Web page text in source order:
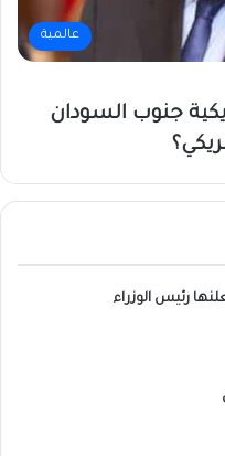
عالمية
جنوب السودان
رئيس الوزراء